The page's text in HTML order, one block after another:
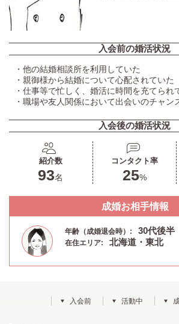
入会前の婚活状況
・他の結婚相談所を利用していた
・親御様から結婚について心配されていた
・仕事等で忙しく、婚活に時間を充てられ
・職場や友人関係において出会いのチャン
入会後の婚活状況
紹介数
93名
コンタクト率
25%
成婚お相手情報
年齢（成婚退会時）: 30代後半
在住エリア: 北海道・東北
入会前 活動中